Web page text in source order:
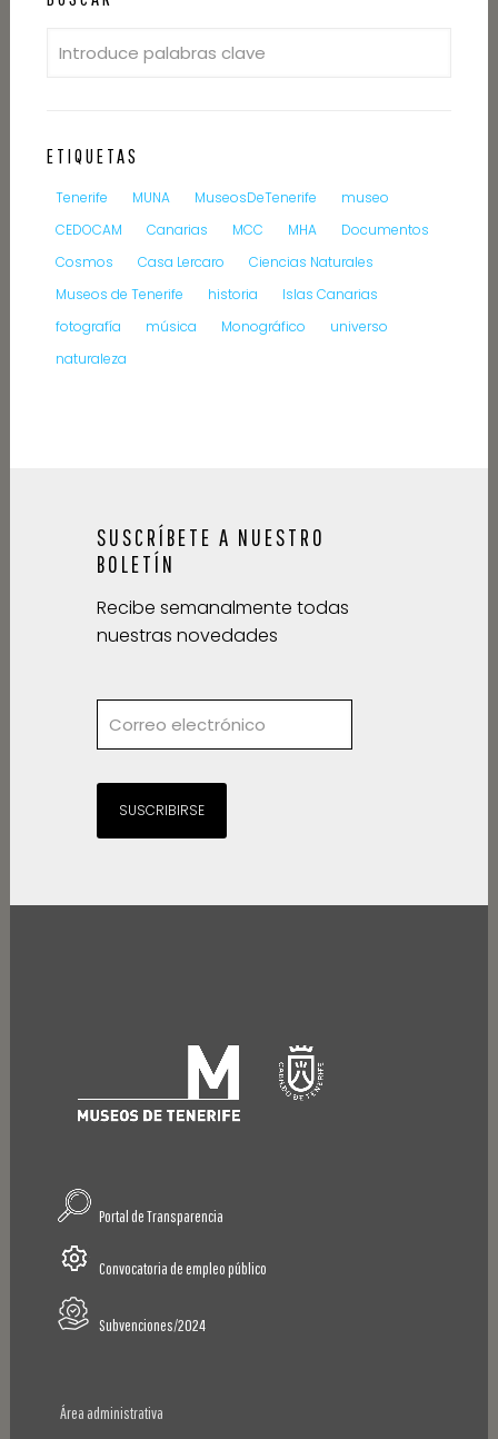
ETIQUETAS
Tenerife MUNA MuseosDeTenerife
museo
CEDOCAM
Canarias MCC MHA
Documentos
Cosmos
Casa Lercaro
Ciencias Naturales
Museos de Tenerife
historia
Islas Canarias
fotografía
música Monográfico
universo
naturaleza
SUSCRÍBETE A NUESTRO
BOLETÍN
Recibe semanalmente todas
nuestras novedades
SUSCRIBIRSE
Portal de Transparencia
Convocatoria de empleo público
Subvenciones/2024
Área administrativa